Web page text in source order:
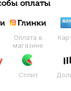
оплаты
Оплата в
магазине
Сплит